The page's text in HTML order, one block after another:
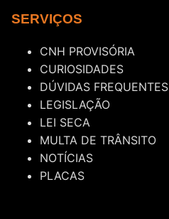
SERVIÇOS
CNH PROVISÓRIA
CURIOSIDADES
DÚVIDAS FREQUENTES
LEGISLAÇÃO
LEI SECA
MULTA DE TRÂNSITO
NOTÍCIAS
PLACAS